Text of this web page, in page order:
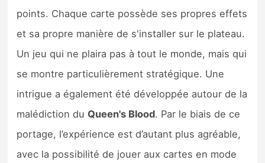
points. Chaque carte possède ses propres effets
et sa propre manière de s'installer sur le plateau.
Un jeu qui ne plaira pas à tout le monde, mais qui
se montre particulièrement stratégique. Une
intrigue a également été développée autour de la
malédiction du Queen's Blood. Par le biais de ce
portage, l’expérience est d’autant plus agréable,
avec la possibilité de jouer aux cartes en mode